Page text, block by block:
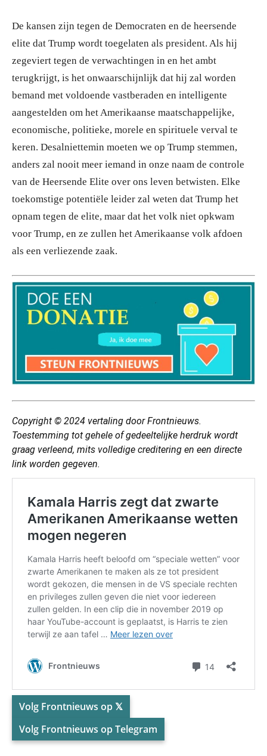
De kansen zijn tegen de Democraten en de heersende
elite dat Trump wordt toegelaten als president. Als hij
zegeviert tegen de verwachtingen in en het ambt
terugkrijgt, is het onwaarschijnlijk dat hij zal worden
bemand met voldoende vastberaden en intelligente
aangestelden om het Amerikaanse maatschappelijke,
economische, politieke, morele en spirituele verval te
keren. Desalniettemin moeten we op Trump stemmen,
anders zal nooit meer iemand in onze naam de controle
van de Heersende Elite over ons leven betwisten. Elke
toekomstige potentiële leider zal weten dat Trump het
opnam tegen de elite, maar dat het volk niet opkwam
voor Trump, en ze zullen het Amerikaanse volk afdoen
als een verliezende zaak.
Copyright © 2024 vertaling door Frontnieuws.
Toestemming tot gehele of gedeeltelijke herdruk wordt
graag verleend, mits volledige creditering en een directe
link worden gegeven.
Volg Frontnieuws op 𝕏
Volg Frontnieuws op Telegram